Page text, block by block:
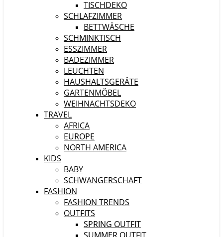
TISCHDEKO
SCHLAFZIMMER
BETTWÄSCHE
SCHMINKTISCH
ESSZIMMER
BADEZIMMER
LEUCHTEN
HAUSHALTSGERÄTE
GARTENMÖBEL
WEIHNACHTSDEKO
TRAVEL
AFRICA
EUROPE
NORTH AMERICA
KIDS
BABY
SCHWANGERSCHAFT
FASHION
FASHION TRENDS
OUTFITS
SPRING OUTFIT